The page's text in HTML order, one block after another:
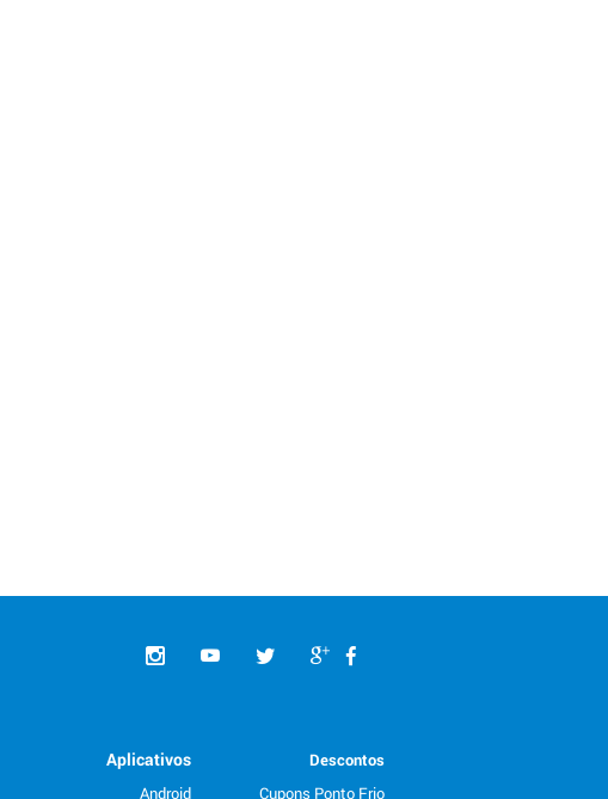
Descontos
Cupons Ponto Frio
Aplicativos
Android